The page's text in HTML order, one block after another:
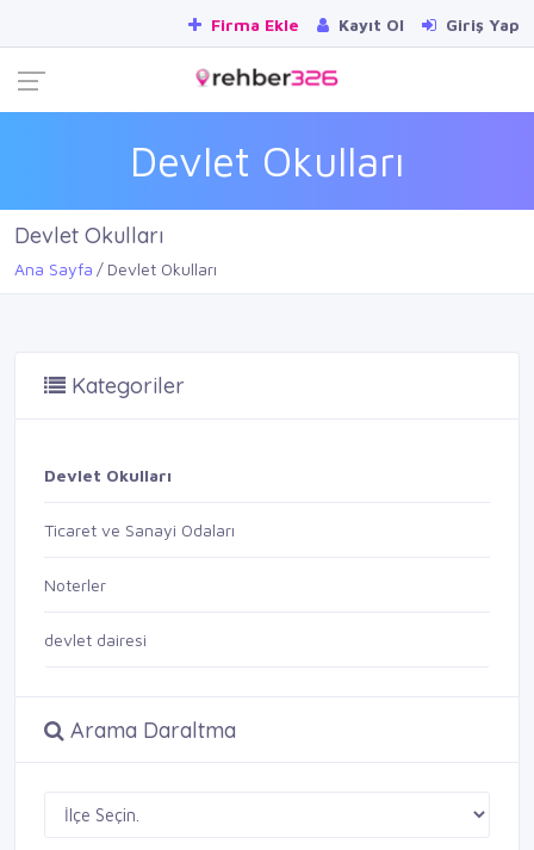
Firma Ekle Kayıt Ol Giriş Yap
Devlet Okulları
Devlet Okulları
Ana Sayfa Devlet Okulları
Kategoriler
Devlet Okulları
Ticaret ve Sanayi Odaları
Noterler
devlet dairesi
Arama Daraltma